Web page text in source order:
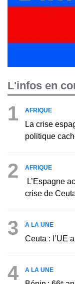
L'infos en
1 AFRIQUE
La crise
politique
2 AFRIQUE
L’Espagne
crise de
3 A LA UNE
Ceuta : l’UE
4 A LA UNE